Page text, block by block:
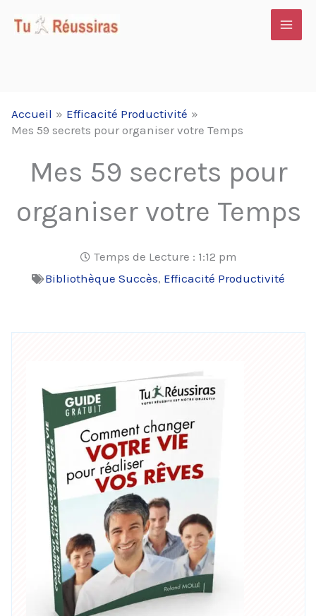
Accueil
Efficacité Productivité
Mes 59 secrets pour organiser votre Temps
Mes 59 secrets pour
organiser votre Temps
Temps de Lecture : 1:12 pm
Bibliothèque Succès, Efficacité Productivité